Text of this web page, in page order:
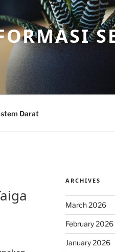
Darat
ARCHIVES
March 2026
February 2026
January 2026